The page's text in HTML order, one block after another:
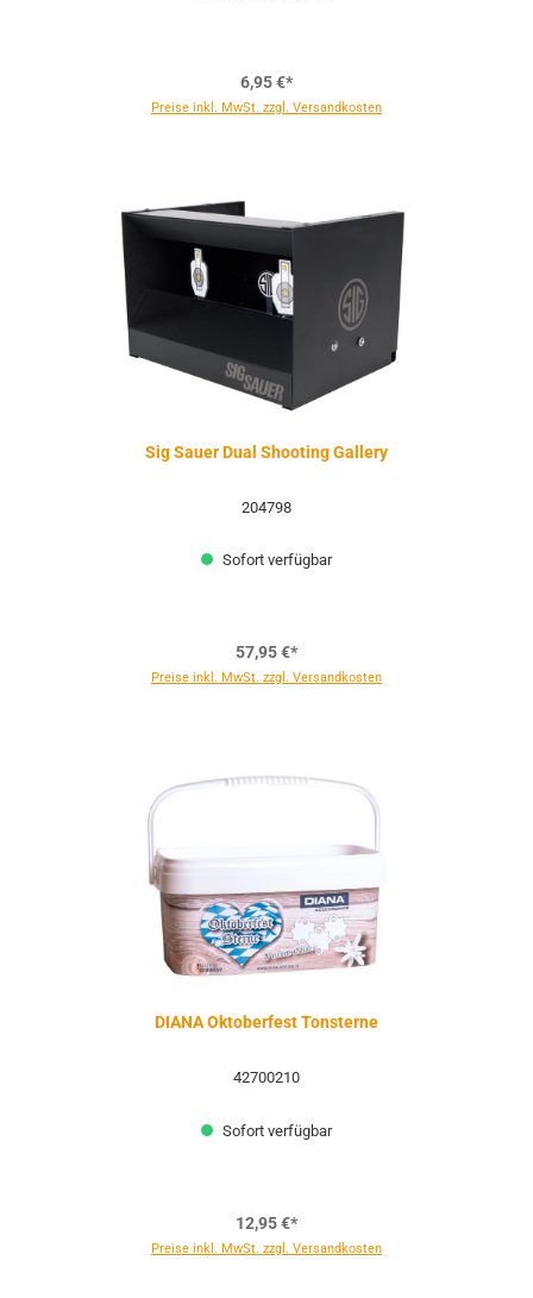
6,95 €*
Preise inkl. MwSt. zzgl. Versandkosten
Sig Sauer Dual Shooting Gallery
204798
Sofort verfügbar
57,95 €*
Preise inkl. MwSt. zzgl. Versandkosten
DIANA Oktoberfest Tonsterne
42700210
Sofort verfügbar
12,95 €*
Preise inkl. MwSt. zzgl. Versandkosten